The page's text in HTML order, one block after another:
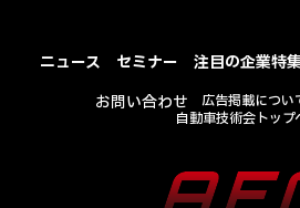
ニュース セミナー 注目の企業特
お問い合わせ
広告掲載につい
自動車技術会トップ